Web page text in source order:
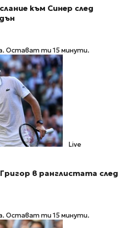
към Синер след
Остават ти 15 минути.
Live
в ранглистата след
Остават ти 15 минути.